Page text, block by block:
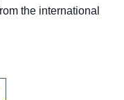
the international